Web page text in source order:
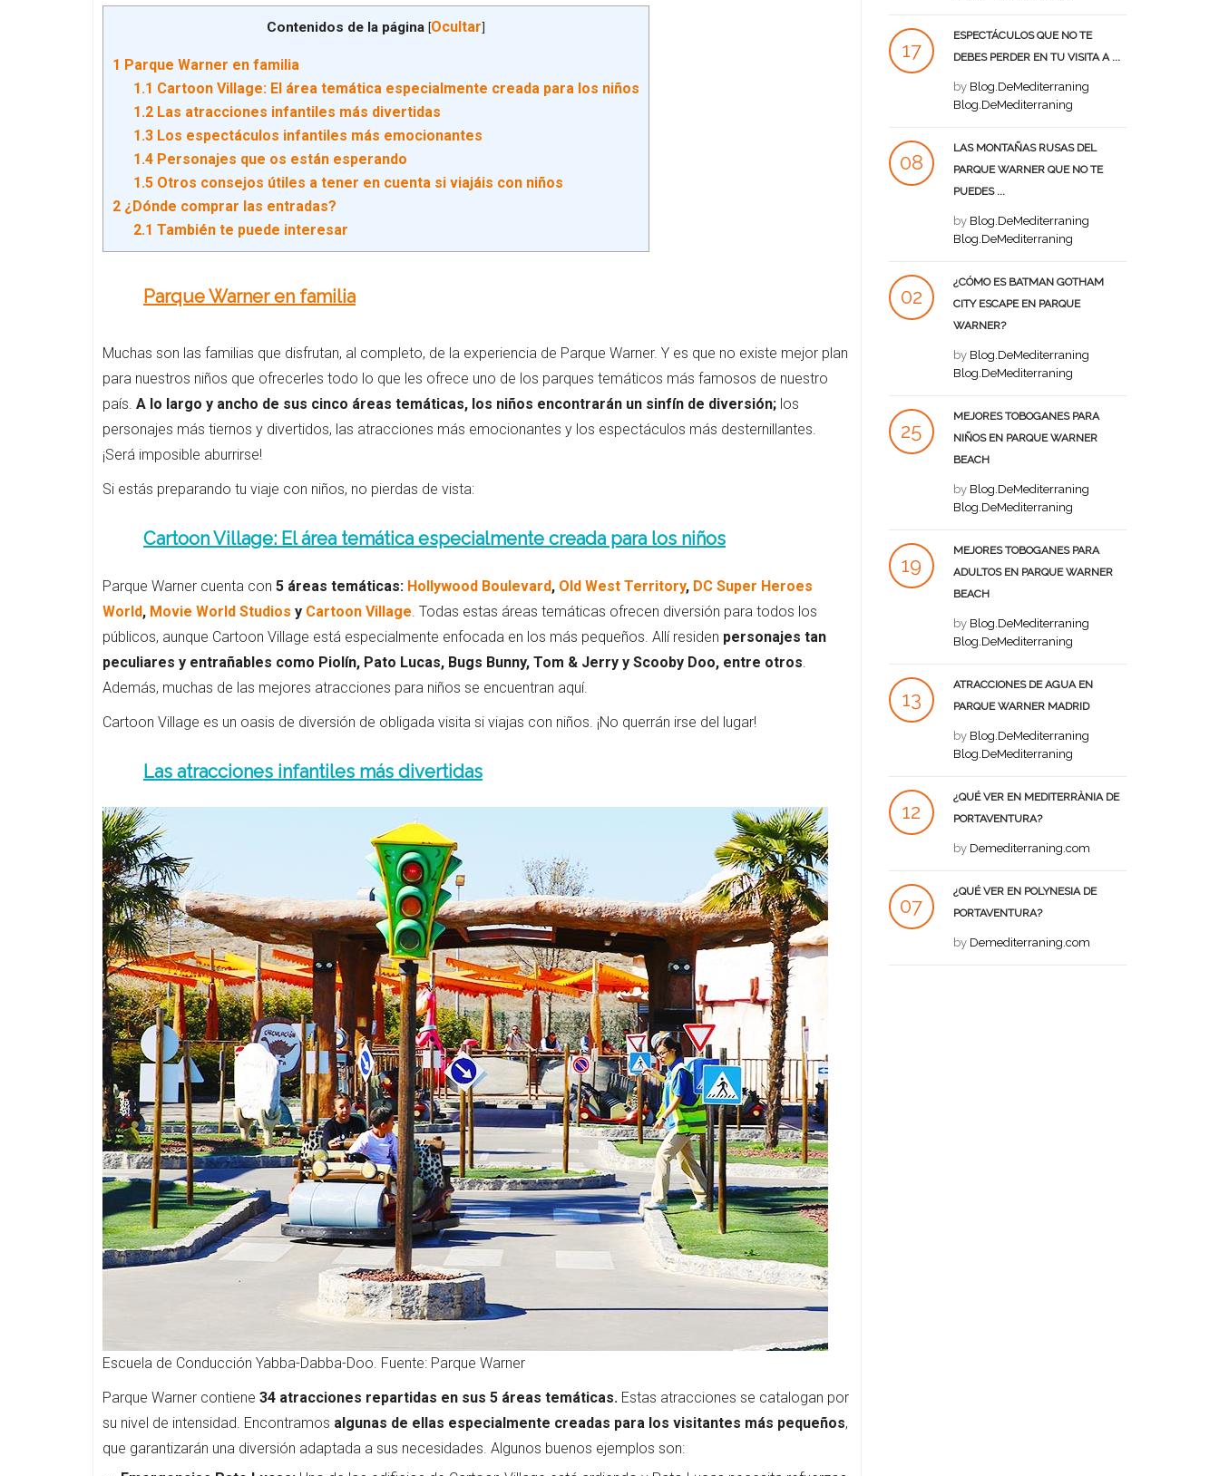
Contenidos de la página [Ocultar]
1 Parque Warner en familia
1.1 Cartoon Village: El área temática especialmente creada para los niños
1.2Las atracciones infantiles más divertidas
1.3Los espectáculos infantiles más emocionantes
1.4Personajes que os están esperando
1.5Otros consejos útiles a tener en cuenta si viajáis con niños
2 ¿Dónde comprar las entradas?
2.1 También te puede interesar
Parque Warner en familia
Muchas son las familias que disfrutan, al completo, de la experiencia de Parque Warner. Y es que no existe mejor plan
para nuestros niños que ofrecerles todo lo que les ofrece uno de los parques temáticos más famosos de nuestro
país. A lo largo y ancho de sus cinco áreas temáticas, los niños encontrarán un sinfín de diversión; los
personajes más tiernos y divertidos, las atracciones más emocionantes y los espectáculos más desternillantes.
¡Será imposible aburrirse!
Si estás preparando tu viaje con niños, no pierdas de vista:
Cartoon Village: El área temática especialmente creada para los niños
Parque Warner cuenta con 5 áreas temáticas: Hollywood Boulevard, Old West Territory, DC Super Heroes
World, Movie World Studios y Cartoon Village. Todas estas áreas temáticas ofrecen diversión para todos los
públicos, aunque Cartoon Village está especialmente enfocada en los más pequeños. Allí residen personajes tan
peculiares y entrañables como Piolín, Pato Lucas, Bugs Bunny, Tom & Jerry y Scooby Doo, entre otros.
Además, muchas de las mejores atracciones para niños se encuentran aquí.
Cartoon Village es un oasis de diversión de obligada visita si viajas con niños. ¡No querrán irse del lugar!
Las atracciones infantiles más divertidas
Escuela de Conducción Yabba-Dabba-Doo. Fuente: Parque Warner
Parque Warner contiene 34 atracciones repartidas en sus 5 áreas temáticas. Estas atracciones se catalogan por
su nivel de intensidad. Encontramos algunas de ellas especialmente creadas para los visitantes más pequeños,
que garantizarán una diversión adaptada a sus necesidades. Algunos buenos ejemplos son:
17
ESPECTÁCULOS QUE NO TE
DEBES PERDER EN TU VISITA A ...
by Blog.DeMediterraning
Blog.DeMediterraning
08
LAS MONTAÑAS RUSAS DEL
PARQUE WARNER QUE NO TE
PUEDES ...
by Blog.DeMediterraning
Blog.DeMediterraning
02
¿CÓMO ES BATMAN GOTHAM
CITY ESCAPE EN PARQUE
WARNER?
by Blog.DeMediterraning
Blog.DeMediterraning
25
MEJORES TOBOGANES PARA
NIÑOS EN PARQUE WARNER
BEACH
by Blog.DeMediterraning
Blog.DeMediterraning
19
MEJORES TOBOGANES PARA
ADULTOS EN PARQUE WARNER
BEACH
by Blog.DeMediterraning
Blog.DeMediterraning
13
ATRACCIONES DE AGUA EN
PARQUE WARNER MADRID
by Blog.DeMediterraning
Blog.DeMediterraning
12
¿QUÉ VER EN MEDITERRÀNIA DE
PORTAVENTURA?
by Demediterraning.com
07
¿QUÉ VER EN POLYNESIA DE
PORTAVENTURA?
by Demediterraning.com